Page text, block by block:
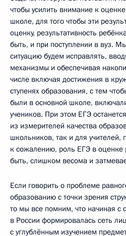
чтобы усилить внимание к
школе, для того чтобы эти
оценку, результативность
быть, и при поступлении в вуз.
ситуацию будем исправлять,
механизмы и обеспечивая
числе включая достижения в
ступенях образования, с тем
были в основной школе,
учеников. При этом ЕГЭ
из измерителей качества
школьников, так и для учителей,
к сожалению, роль ЕГЭ в оценке
быть, слишком весома и
Если говорить о проблеме
образованию с точки зрения
то мы все помним, что начиная с
в России формировалась сеть
с углублённым изучением